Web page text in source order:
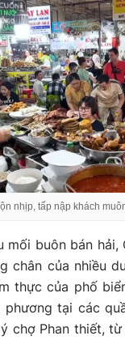
nhịp, tấp nập khách
mối buôn bán hải,
chân của nhiều
thực của phố
tại các
chợ Phan thiết,